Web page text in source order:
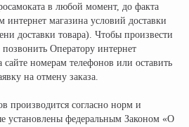
в любой момент, до факта
интернет магазина условий доставки
доставки товара). Чтобы произвести
Оператору интернет
номерам телефонов или оставить
на отмену заказа.
производится согласно норм и
установлены федеральным Законом «О
тест-драйв